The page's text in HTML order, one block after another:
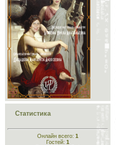
Статистика
Онлайн всего: 1
Гостей: 1